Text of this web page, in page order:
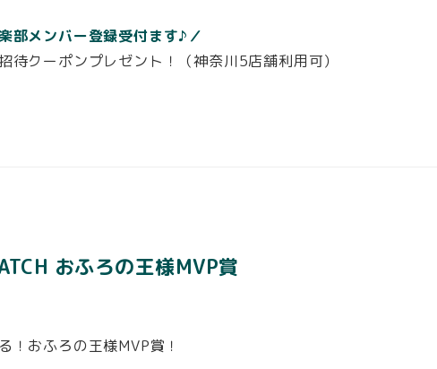
部メンバー登録受付ます♪／
待クーポンプレゼント！（神奈川5店舗利用可）
おふろの王様MVP賞
！おふろの王様MVP賞！